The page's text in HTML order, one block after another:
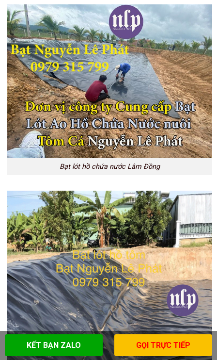
Bạt lót hồ chứa nước Lâm Đồng
KẾT BẠN ZALO GỌI TRỰC TIẾP